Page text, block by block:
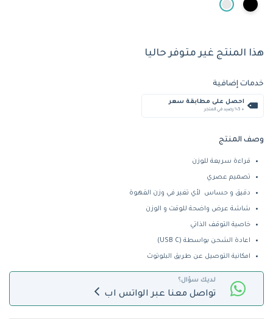
هذا المنتج غير متوفر حاليا
خدمات إضافية
احصل على مطابقة سعر
+ %5 رصيد في المتجر
وصف المنتج
قراءة سريعة للوزن
تصميم عصري
دقيق و حساس لأي تغير في وزن القهوة
شاشة عرض واضحة للوقت و الوزن
خاصية التوقف الذاتي
اعادة الشحن بواسطة (USB C)
امكانية التوصيل عن طريق البلوتوث
لديك سؤال؟
تواصل معنا عبر الواتس اب